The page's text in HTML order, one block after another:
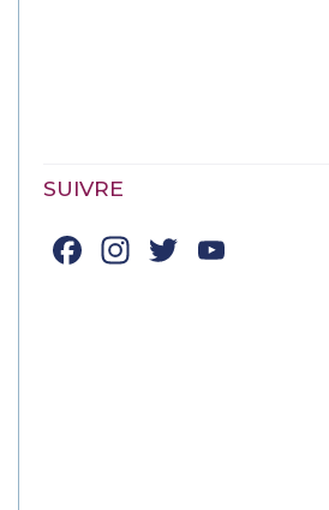
SUIVRE
Facebook
Instagram
Twitter